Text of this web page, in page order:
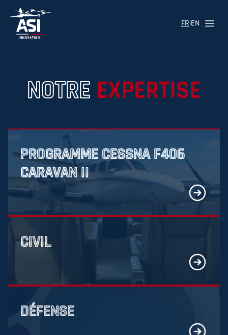
FR EN
Menu
NOTRE EXPERTISE
PROGRAMME CESSNA F406
CARAVAN II
CIVIL
DÉFENSE